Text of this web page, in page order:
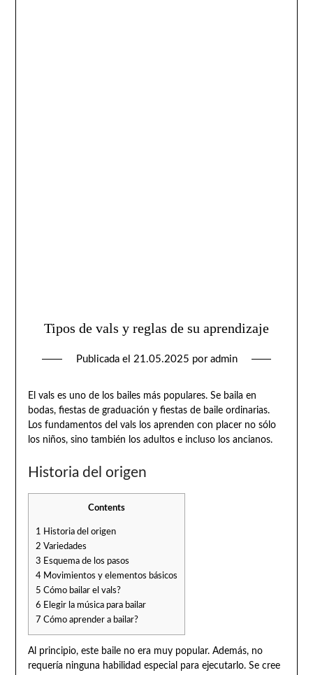
Tipos de vals y reglas de su aprendizaje
Publicada el 21.05.2025 por admin
El vals es uno de los bailes más populares. Se baila en
bodas, fiestas de graduación y fiestas de baile ordinarias.
Los fundamentos del vals los aprenden con placer no sólo
los niños, sino también los adultos e incluso los ancianos.
Historia del origen
Contents
1 Historia del origen
2 Variedades
3 Esquema de los pasos
4Movimientos y elementos básicos
5 Cómo bailar el vals?
6 Elegir la música para bailar
7 Cómo aprender a bailar?
Al principio, este baile no era muy popular. Además, no
requería ninguna habilidad especial para ejecutarlo. Se cree